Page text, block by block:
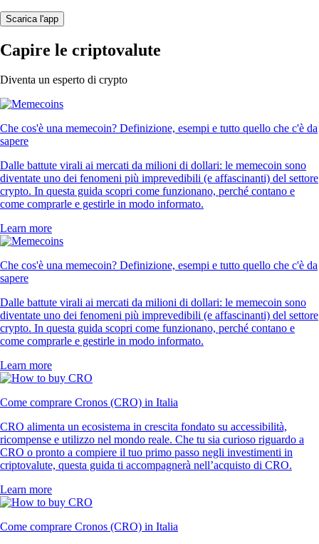
Scarica l'app
Capire le criptovalute
Diventa un esperto di crypto
Che cos'è una memecoin? Definizione, esempi e tutto quello che c'è da
sapere
Dalle battute virali ai mercati da milioni di dollari: le memecoin sono
diventate uno dei fenomeni più imprevedibili (e affascinanti) del settore
crypto. In questa guida scopri come funzionano, perché contano e
come comprarle e gestirle in modo informato.
Learn more
Che cos'è una memecoin? Definizione, esempi e tutto quello che c'è da
sapere
Dalle battute virali ai mercati da milioni di dollari: le memecoin sono
diventate uno dei fenomeni più imprevedibili (e affascinanti) del settore
crypto. In questa guida scopri come funzionano, perché contano e
come comprarle e gestirle in modo informato.
Learn more
Come comprare Cronos (CRO) in Italia
CRO alimenta un ecosistema in crescita fondato su accessibilità,
ricompense e utilizzo nel mondo reale. Che tu sia curioso riguardo a
CRO o pronto a compiere il tuo primo passo negli investimenti in
criptovalute, questa guida ti accompagnerà nell’acquisto di CRO.
Learn more
Come comprare Cronos (CRO) in Italia